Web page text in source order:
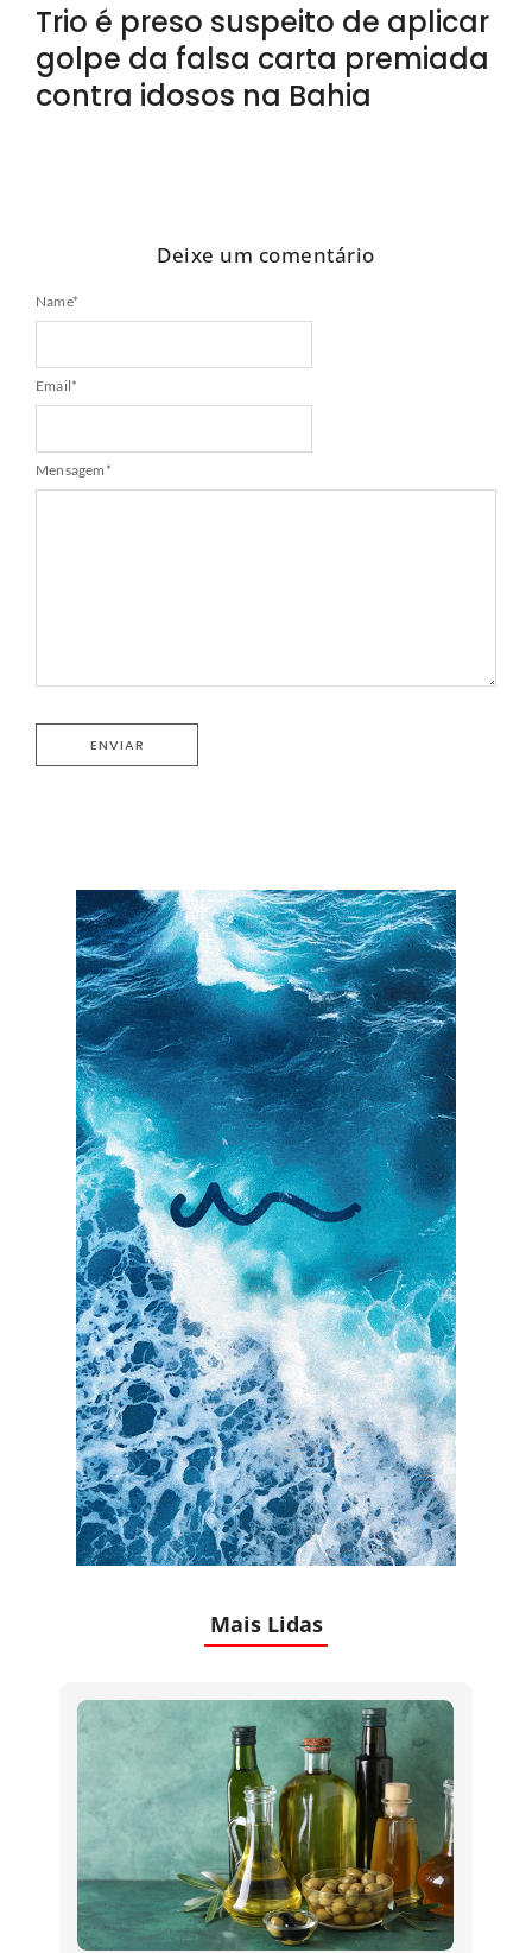
Trio é preso suspeito de aplicar
golpe da falsa carta premiada
contra idosos na Bahia
Deixe um comentário
Name*
Email*
Mais Lidas